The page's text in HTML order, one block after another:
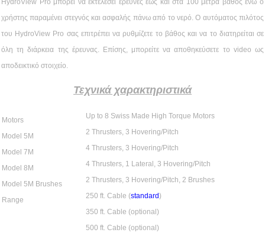
HydroView Pro μπορεί να εκτελέσει έρευνες έως και στα 100 μέτρα βάθος ενώ ο
χρήστης παραμένει στεγνός και ασφαλής πάνω από το νερό. Ο αυτόματος πιλότος
του HydroView Pro σας επιτρέπει να ρυθμίζετε το βάθος και να το διατηρείται σε
όλη τη διάρκεια της έρευνας. Επίσης, μπορείτε να αποθηκεύσετε το video ως
αποδεικτικό στοιχείο.
Τεχνικά χαρακτηριστικά
Motors
Model 5M
Model 7M
Model 8M
Model 5M Brushes
Range
Up to 8 Swiss Made High Torque Motors
2 Thrusters, 3 Hovering/Pitch
4 Thrusters, 3 Hovering/Pitch
4 Thrusters, 1 Lateral, 3 Hovering/Pitch
2 Thrusters, 3 Hovering/Pitch, 2 Brushes
250 ft. Cable (standard)
350 ft. Cable (optional )
500 ft. Cable (optional )